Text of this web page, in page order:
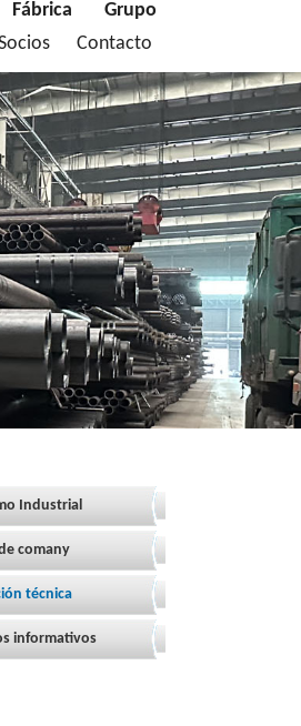
Fábrica
Grupo
Contacto
Industrial
comany
técnica
informativos